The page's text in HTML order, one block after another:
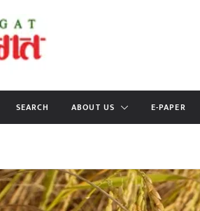
SEARCH ABOUT US E-PAPER